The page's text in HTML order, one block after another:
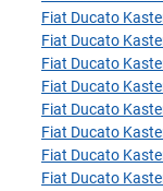
Fiat Ducato
Fiat Ducato
Fiat Ducato
Fiat Ducato
Fiat Ducato
Fiat Ducato
Fiat Ducato
Fiat Ducato